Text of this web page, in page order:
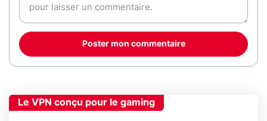
Poster mon commentaire
Le VPN conçu pour le gaming